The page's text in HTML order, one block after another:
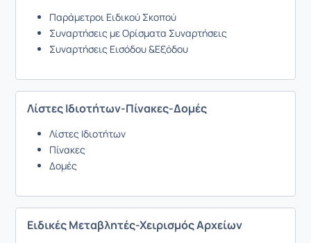
Παράμετροι Ειδικού Σκοπού
Συναρτήσεις με Ορίσματα Συναρτήσεις
Συναρτήσεις Εισόδου &Εξόδου
Λίστες Ιδιοτήτων-Πίνακες-Δομές
Λίστες Ιδιοτήτων
Πίνακες
Δομές
Ειδικές Μεταβλητές-Χειρισμός Αρχείων